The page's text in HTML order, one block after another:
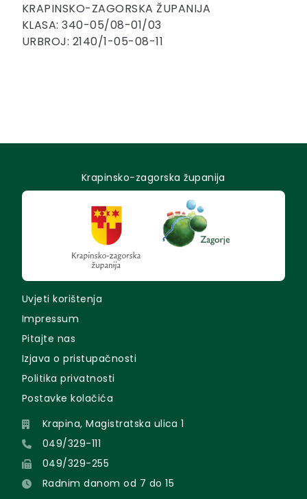
KRAPINSKO-ZAGORSKA ŽUPANIJA
KLASA: 340-05/08-01/03
URBROJ: 2140/1-05-08-11
Krapinsko-zagorska županija
Uvjeti korištenja
Impressum
Pitajte nas
Izjava o pristupačnosti
Politika privatnosti
Postavke kolačića
Krapina, Magistratska ulica 1
049/329-111
049/329-255
Radnim danom od 7 do 15